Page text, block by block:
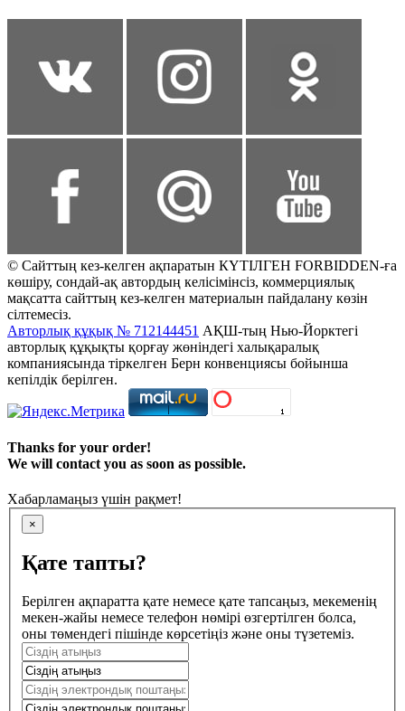
© Сайттың кез-келген ақпаратын КҮТІЛГЕН FORBIDDEN-ға
көшіру, сондай-ақ автордың келісімінсіз, коммерциялық
мақсатта сайттың кез-келген материалын пайдалану көзін
сілтемесіз.
Авторлық құқық № 712144451 АҚШ-тың Нью-Йорктегі
авторлық құқықты қорғау жөніндегі халықаралық
компаниясында тіркелген Берн конвенциясы бойынша
кепілдік берілген.
Thanks for your order!
We will contact you as soon as possible.
Хабарламаңыз үшін рақмет!
×
Қате тапты?
Берілген ақпаратта қате немесе қате тапсаңыз, мекеменің
мекен-жайы немесе телефон нөмірі өзгертілген болса,
оны төмендегі пішінде көрсетіңіз және оны түзетеміз.